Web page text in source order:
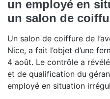
un employé en
un salon de
Un salon de coiffure de
Nice, a fait l’objet d’une
4 août. Le contrôle a
et de qualification du
employé en situation